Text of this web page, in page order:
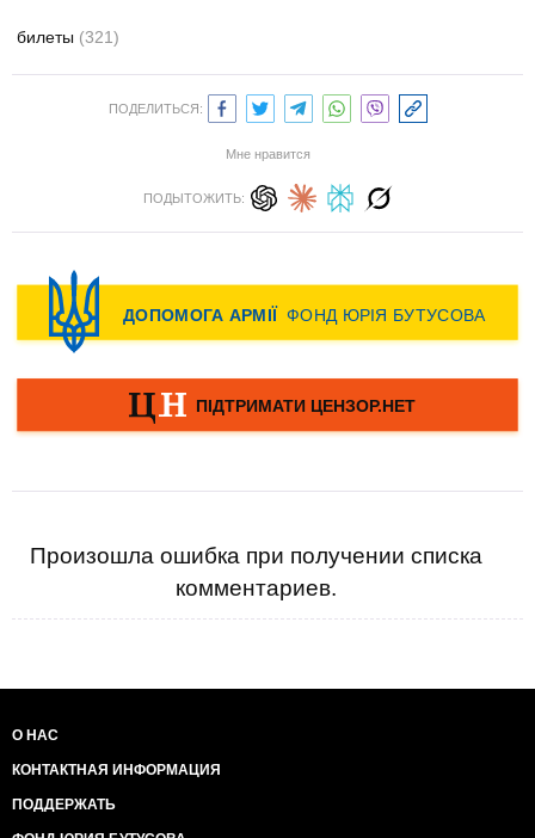
билеты (321)
ПОДЕЛИТЬСЯ:
Мне нравится
ПОДЫТОЖИТЬ:
Произошла ошибка при получении списка
комментариев.
О НАС
КОНТАКТНАЯ ИНФОРМАЦИЯ
ПОДДЕРЖАТЬ